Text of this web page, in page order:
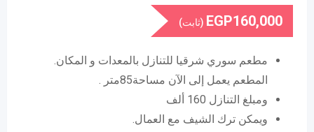
EGP160,000 (ثابت)
مطعم سوري شرقيا للتنازل بالمعدات و المكان.
المطعم يعمل إلى الآن مساحة85متر .
ومبلغ التنازل 160 ألف
ويمكن ترك الشيف مع العمال.